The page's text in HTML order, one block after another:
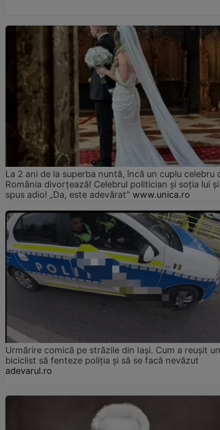
La 2 ani de la superba nuntă, încă un cuplu celebru
România divorțează! Celebrul politician și soția lui
spus adio! „Da, este adevărat” www.unica.ro
Urmărire comică pe străzile din Iași. Cum a reușit un
biciclist să fenteze poliția și să se facă nevăzut
adevarul.ro